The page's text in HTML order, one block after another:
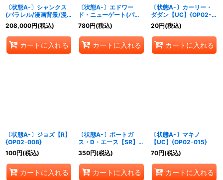
〔状態A-〕シャンクス
(パラレル/漫画背景/漫
画絵/左下ロゴ無)
【SEC/SP】{OP01-
120}
208,000円(税込)
カートに入れる
〔状態A-〕エドワー
ド・ニューゲート(パラ
レル/漫画絵)【SR/P】
{OP02-004}
780円(税込)
カートに入れる
〔状態A-〕カーリー・
ダダン【UC】{OP02-
005}
20円(税込)
カートに入れる
〔状態A-〕ジョズ【R】
{OP02-008}
100円(税込)
カートに入れる
〔状態A-〕ポートガ
ス・D・エース【SR】
{OP02-013}
350円(税込)
カートに入れる
〔状態A-〕マキノ
【UC】{OP02-015}
70円(税込)
カートに入れる